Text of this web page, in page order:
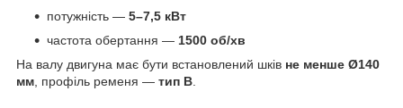
потужність — 5–7,5 кВт
частота обертання — 1500 об/хв
На валу двигуна має бути встановлений шків не менше Ø140
мм , профіль ременя — тип B